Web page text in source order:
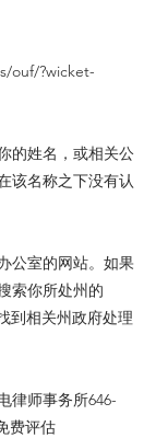
ouf/?wicket-
的姓名，或相关公
该名称之下没有认
公室的网站。如果
索你所处州的
到相关州政府处理
律师事务所646-
费评估